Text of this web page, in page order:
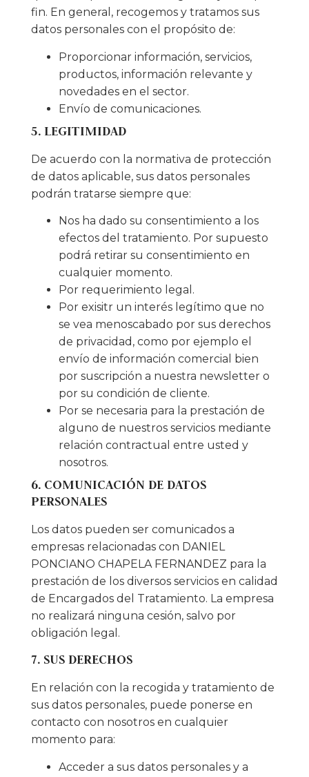
fin. En general, recogemos y tratamos sus
datos personales con el propósito de:
Proporcionar información, servicios,
productos, información relevante y
novedades en el sector.
Envío de comunicaciones.
5. LEGITIMIDAD
De acuerdo con la normativa de protección
de datos aplicable, sus datos personales
podrán tratarse siempre que:
Nos ha dado su consentimiento a los
efectos del tratamiento. Por supuesto
podrá retirar su consentimiento en
cualquier momento.
Por requerimiento legal.
Por exisitr un interés legítimo que no
se vea menoscabado por sus derechos
de privacidad, como por ejemplo el
envío de información comercial bien
por suscripción a nuestra newsletter o
por su condición de cliente.
Por se necesaria para la prestación de
alguno de nuestros servicios mediante
relación contractual entre usted y
nosotros.
6. COMUNICACIÓN DE DATOS
PERSONALES
Los datos pueden ser comunicados a
empresas relacionadas con DANIEL
PONCIANO CHAPELA FERNANDEZ para la
prestación de los diversos servicios en calidad
de Encargados del Tratamiento. La empresa
no realizará ninguna cesión, salvo por
obligación legal.
7. SUS DERECHOS
En relación con la recogida y tratamiento de
sus datos personales, puede ponerse en
contacto con nosotros en cualquier
momento para:
Acceder a sus datos personales y a